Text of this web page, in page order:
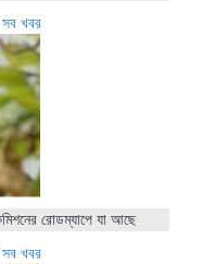
সব খবর
রোডম্যাপে যা আছে
সব খবর